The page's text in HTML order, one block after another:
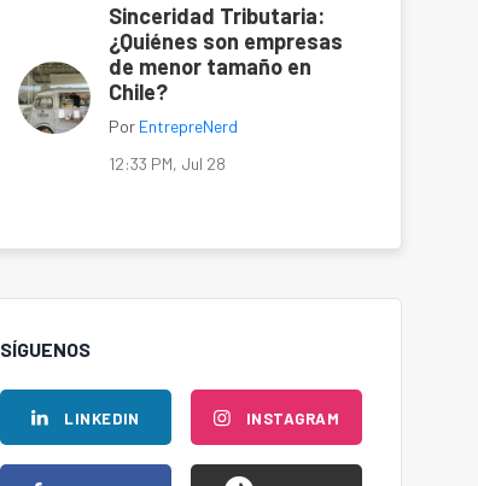
Sinceridad Tributaria:
¿Quiénes son empresas
de menor tamaño en
Chile?
Por EntrepreNerd
12:33 PM, Jul 28
SÍGUENOS
LINKEDIN INSTAGRAM